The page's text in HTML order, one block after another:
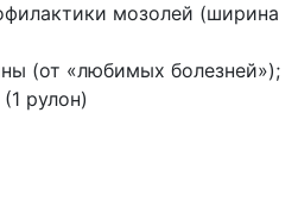
мозолей (ширина
(от «любимых болезней»);
рулон)